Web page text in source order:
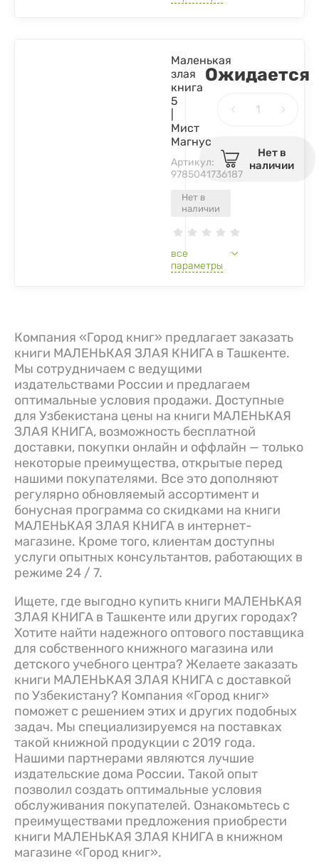
Нет в
наличии
Маленькая
злая
книга
5
Мист
Магнус
Артикул:
9785041736187
все
параметры
Ожидается
Нет в
наличии
Компания «Город книг» предлагает заказать
книги МАЛЕНЬКАЯ ЗЛАЯ КНИГА в Ташкенте.
Мы сотрудничаем с ведущими
издательствами России и предлагаем
оптимальные условия продажи. Доступные
для Узбекистана цены на книги МАЛЕНЬКАЯ
ЗЛАЯ КНИГА, возможность бесплатной
доставки, покупки онлайн и оффлайн — только
некоторые преимущества, открытые перед
нашими покупателями. Все это дополняют
регулярно обновляемый ассортимент и
бонусная программа со скидками на книги
МАЛЕНЬКАЯ ЗЛАЯ КНИГА в интернет-
магазине. Кроме того, клиентам доступны
услуги опытных консультантов, работающих в
режиме 24 / 7.
Ищете, где выгодно купить книги МАЛЕНЬКАЯ
ЗЛАЯ КНИГА в Ташкенте или других городах?
Хотите найти надежного оптового поставщика
для собственного книжного магазина или
детского учебного центра? Желаете заказать
книги МАЛЕНЬКАЯ ЗЛАЯ КНИГА с доставкой
по Узбекистану? Компания «Город книг»
поможет с решением этих и других подобных
задач. Мы специализируемся на поставках
такой книжной продукции с 2019 года.
Нашими партнерами являются лучшие
издательские дома России. Такой опыт
позволил создать оптимальные условия
обслуживания покупателей. Ознакомьтесь с
преимуществами предложения приобрести
книги МАЛЕНЬКАЯ ЗЛАЯ КНИГА в книжном
магазине «Город книг».